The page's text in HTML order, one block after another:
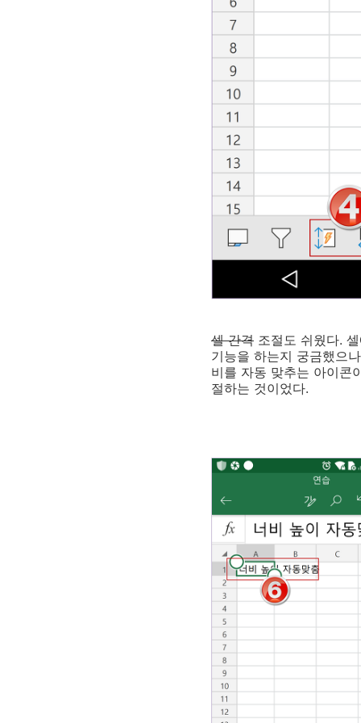
셀 간격 조절도 쉬웠다.
기능을 하는지 궁금했으
비를 자동 맞추는 아이콘
절하는 것이었다.